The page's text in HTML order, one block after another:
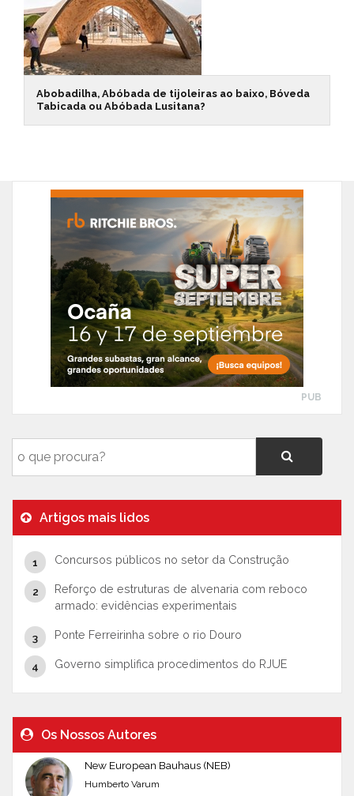
Abobadilha, Abóbada de tijoleiras ao baixo, Bóveda
Tabicada ou Abóbada Lusitana?
PUB
Artigos mais lidos
Concursos públicos no setor da Construção
Reforço de estruturas de alvenaria com reboco
armado: evidências experimentais
Ponte Ferreirinha sobre o rio Douro
Governo simplifica procedimentos do RJUE
Os Nossos Autores
New European Bauhaus (NEB)
Humberto Varum